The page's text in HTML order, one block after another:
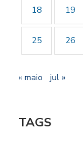
18 19
25 26
« maio jul »
TAGS